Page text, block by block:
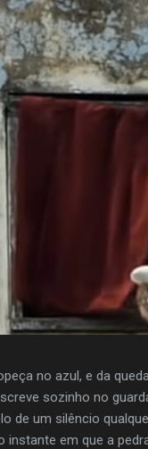
no azul, e da
sozinho no
de um silêncio
instante em que a